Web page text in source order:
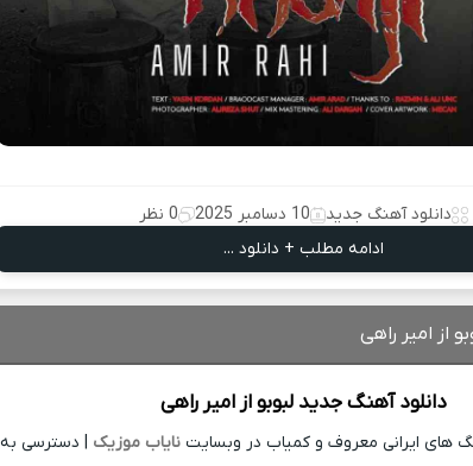
دانلود آهنگ جدید 10 دسامبر 2025
0 نظر
ادامه مطلب + دانلود ...
از امیر راهی
دانلود آهنگ جدید لبوبو ازامیر راهی
های ایرانی معروف و کمیاب در وبسایتنایاب موزیک | دسترسی به